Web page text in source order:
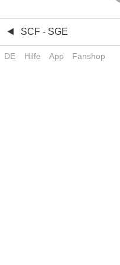
SCF - SGE
DE Hilfe App Fanshop